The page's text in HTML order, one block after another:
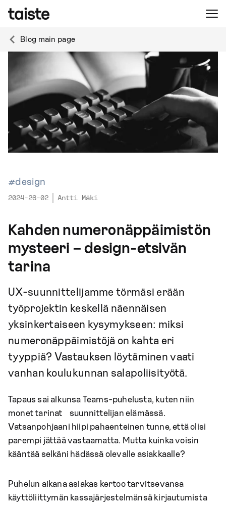
Blog main page
#design
2024-26-02 Antti Mäki
Kahden numeronäppäimistön
mysteeri – design-etsivän
tarina
UX-suunnittelijamme törmäsi erään
työprojektin keskellä näennäisen
yksinkertaiseen kysymykseen: miksi
numeronäppäimistöjä on kahta eri
tyyppiä? Vastauksen löytäminen vaati
vanhan koulukunnan salapoliisityötä.
Tapaus sai alkunsa Teams-puhelusta, kuten niin
monet tarinat suunnittelijan elämässä.
Vatsanpohjaani hiipi pahaenteinen tunne, että olisi
parempi jättää vastaamatta. Mutta kuinka voisin
kääntää selkäni hädässä olevalle asiakkaalle?
Puhelun aikana asiakas kertoo tarvitsevansa
käyttöliittymän kassajärjestelmänsä kirjautumista